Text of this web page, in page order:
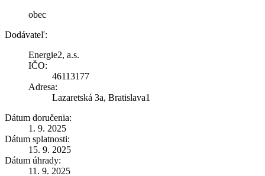
obec
Dodávateľ:
Energie2, a.s.
IČO:
46113177
Adresa:
Lazaretská 3a, Bratislava1
Dátum doručenia:
1. 9. 2025
Dátum splatnosti:
15. 9. 2025
Dátum úhrady:
11. 9. 2025